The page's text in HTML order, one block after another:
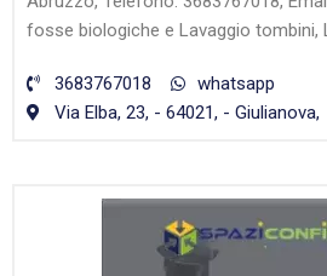
fosse biologiche e Lavaggio tombini,
3683767018
whatsapp
Via Elba, 23, - 64021, - Giulianova,